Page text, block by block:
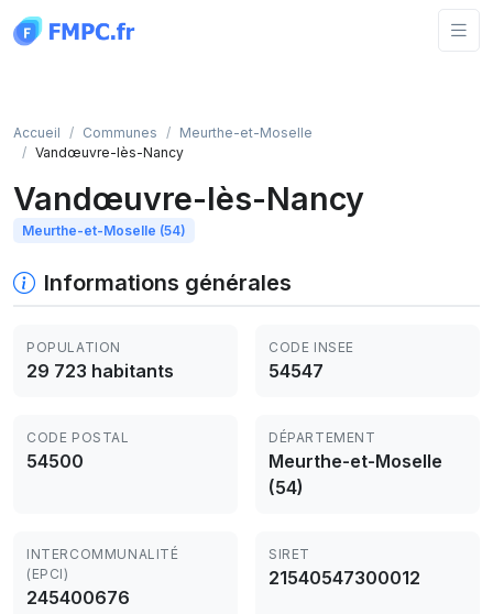
Accueil Communes
Meurthe-et-Moselle
Vandœuvre-lès-Nancy
Vandœuvre-lès-Nancy
Meurthe-et-Moselle (54)
Informations générales
POPULATION
29 723 habitants
CODE INSEE
54547
CODE POSTAL
54500
DÉPARTEMENT
Meurthe-et-Moselle
(54)
INTERCOMMUNALITÉ
(EPCI)
245400676
SIRET
21540547300012
Panneau de gestion des cookies